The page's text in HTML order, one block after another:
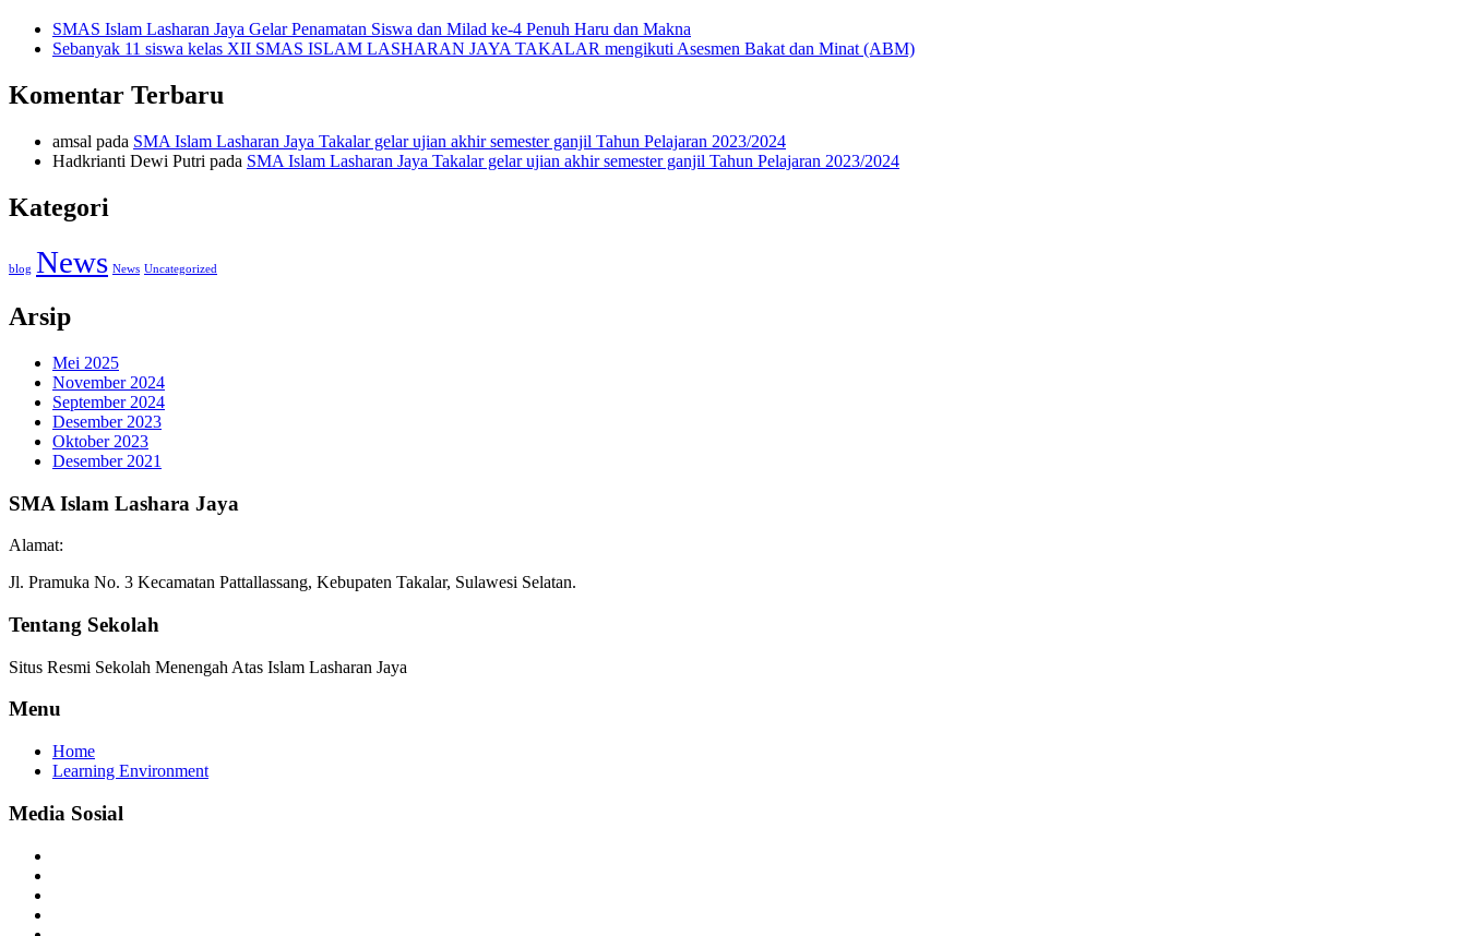
SMAS Islam Lasharan Jaya Gelar Penamatan Siswa dan Milad ke-4 Penuh Haru dan Makna
Sebanyak 11 siswa kelas XII SMAS ISLAM LASHARAN JAYA TAKALAR mengikuti Asesmen Bakat dan Minat (ABM)
Komentar Terbaru
amsal pada SMA Islam Lasharan Jaya Takalar gelar ujian akhir semester ganjil Tahun Pelajaran 2023/2024
Hadkrianti Dewi Putri pada SMA Islam Lasharan Jaya Takalar gelar ujian akhir semester ganjil Tahun Pelajaran 2023/2024
Kategori
blog News News Uncategorized
Arsip
Mei 2025
November 2024
September 2024
Desember 2023
Oktober 2023
Desember 2021
SMA Islam Lashara Jaya
Alamat:
Jl. Pramuka No. 3 Kecamatan Pattallassang, Kebupaten Takalar, Sulawesi Selatan.
Tentang Sekolah
Situs Resmi Sekolah Menengah Atas Islam Lasharan Jaya
Menu
Home
Learning Environment
Media Sosial